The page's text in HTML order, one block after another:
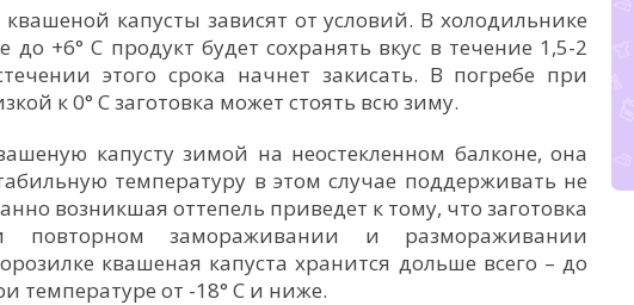
капусты зависят от условий. В холодильнике
до +6° C продукт будет сохранять вкус в течение 1,5-2
этого срока начнет закисать. В погребе при
к 0° C заготовка может стоять всю зиму.
капусту зимой на неостекленном балконе, она
температуру в этом случае поддерживать не
возникшая оттепель приведет к тому, что заготовка
замораживании и размораживании
квашеная капуста хранится дольше всего – до
температуре от -18° C и ниже.